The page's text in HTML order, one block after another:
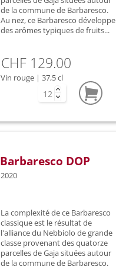
de la commune de Barbaresco.
Au nez, ce Barbaresco développe
des arômes typiques de fruits...
CHF 129.00
Vin rouge | 37,5 cl
Barbaresco DOP
2020
La complexité de ce Barbaresco
classique est le résultat de
l'alliance du Nebbiolo de grande
classe provenant des quatorze
parcelles de Gaja situées autour
de la commune de Barbaresco.